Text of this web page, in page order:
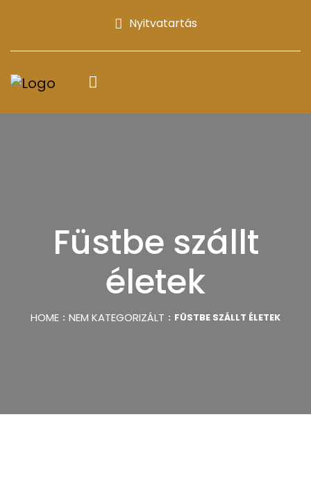
Nyitvatartás
Füstbe szállt
életek
HOME NEM KATEGORIZÁLT FÜSTBE SZÁLLT ÉLETEK